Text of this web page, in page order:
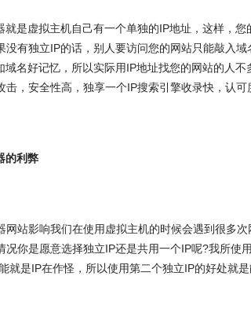
虚拟主机自己有一个单独的IP地址，这样，您
没有独立IP的话，别人要访问您的网站只能敲入
域名好记忆，所以实际用IP地址找您的网站的人
击，安全性高，独享一个IP搜索引擎收录快，认可
的利弊
影响我们在使用虚拟主机的时候会遇到很多次
况你是愿意选择独立IP还是共用一个IP呢?我所
就是IP在作怪，所以使用第二个独立IP的好处就是